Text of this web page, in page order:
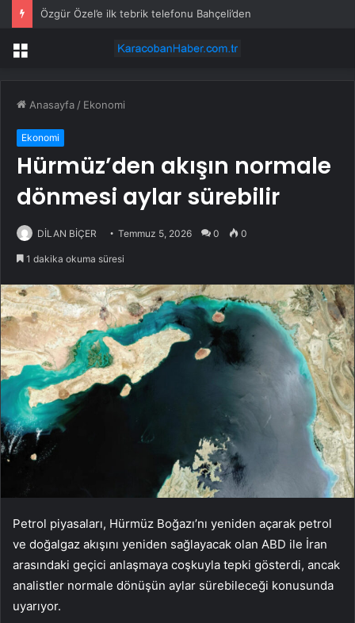
Özgür Özel’e ilk tebrik telefonu Bahçeli’den
Menü
Anasayfa / Ekonomi
Ekonomi
Hürmüz’den akışın normale
dönmesi aylar sürebilir
DİLAN BİÇER Temmuz 5, 2026 0 0
1 dakika okuma süresi
Petrol piyasaları, Hürmüz Boğazı’nı yeniden açarak petrol
ve doğalgaz akışını yeniden sağlayacak olan ABD ile İran
arasındaki geçici anlaşmaya coşkuyla tepki gösterdi, ancak
analistler normale dönüşün aylar sürebileceği konusunda
uyarıyor.